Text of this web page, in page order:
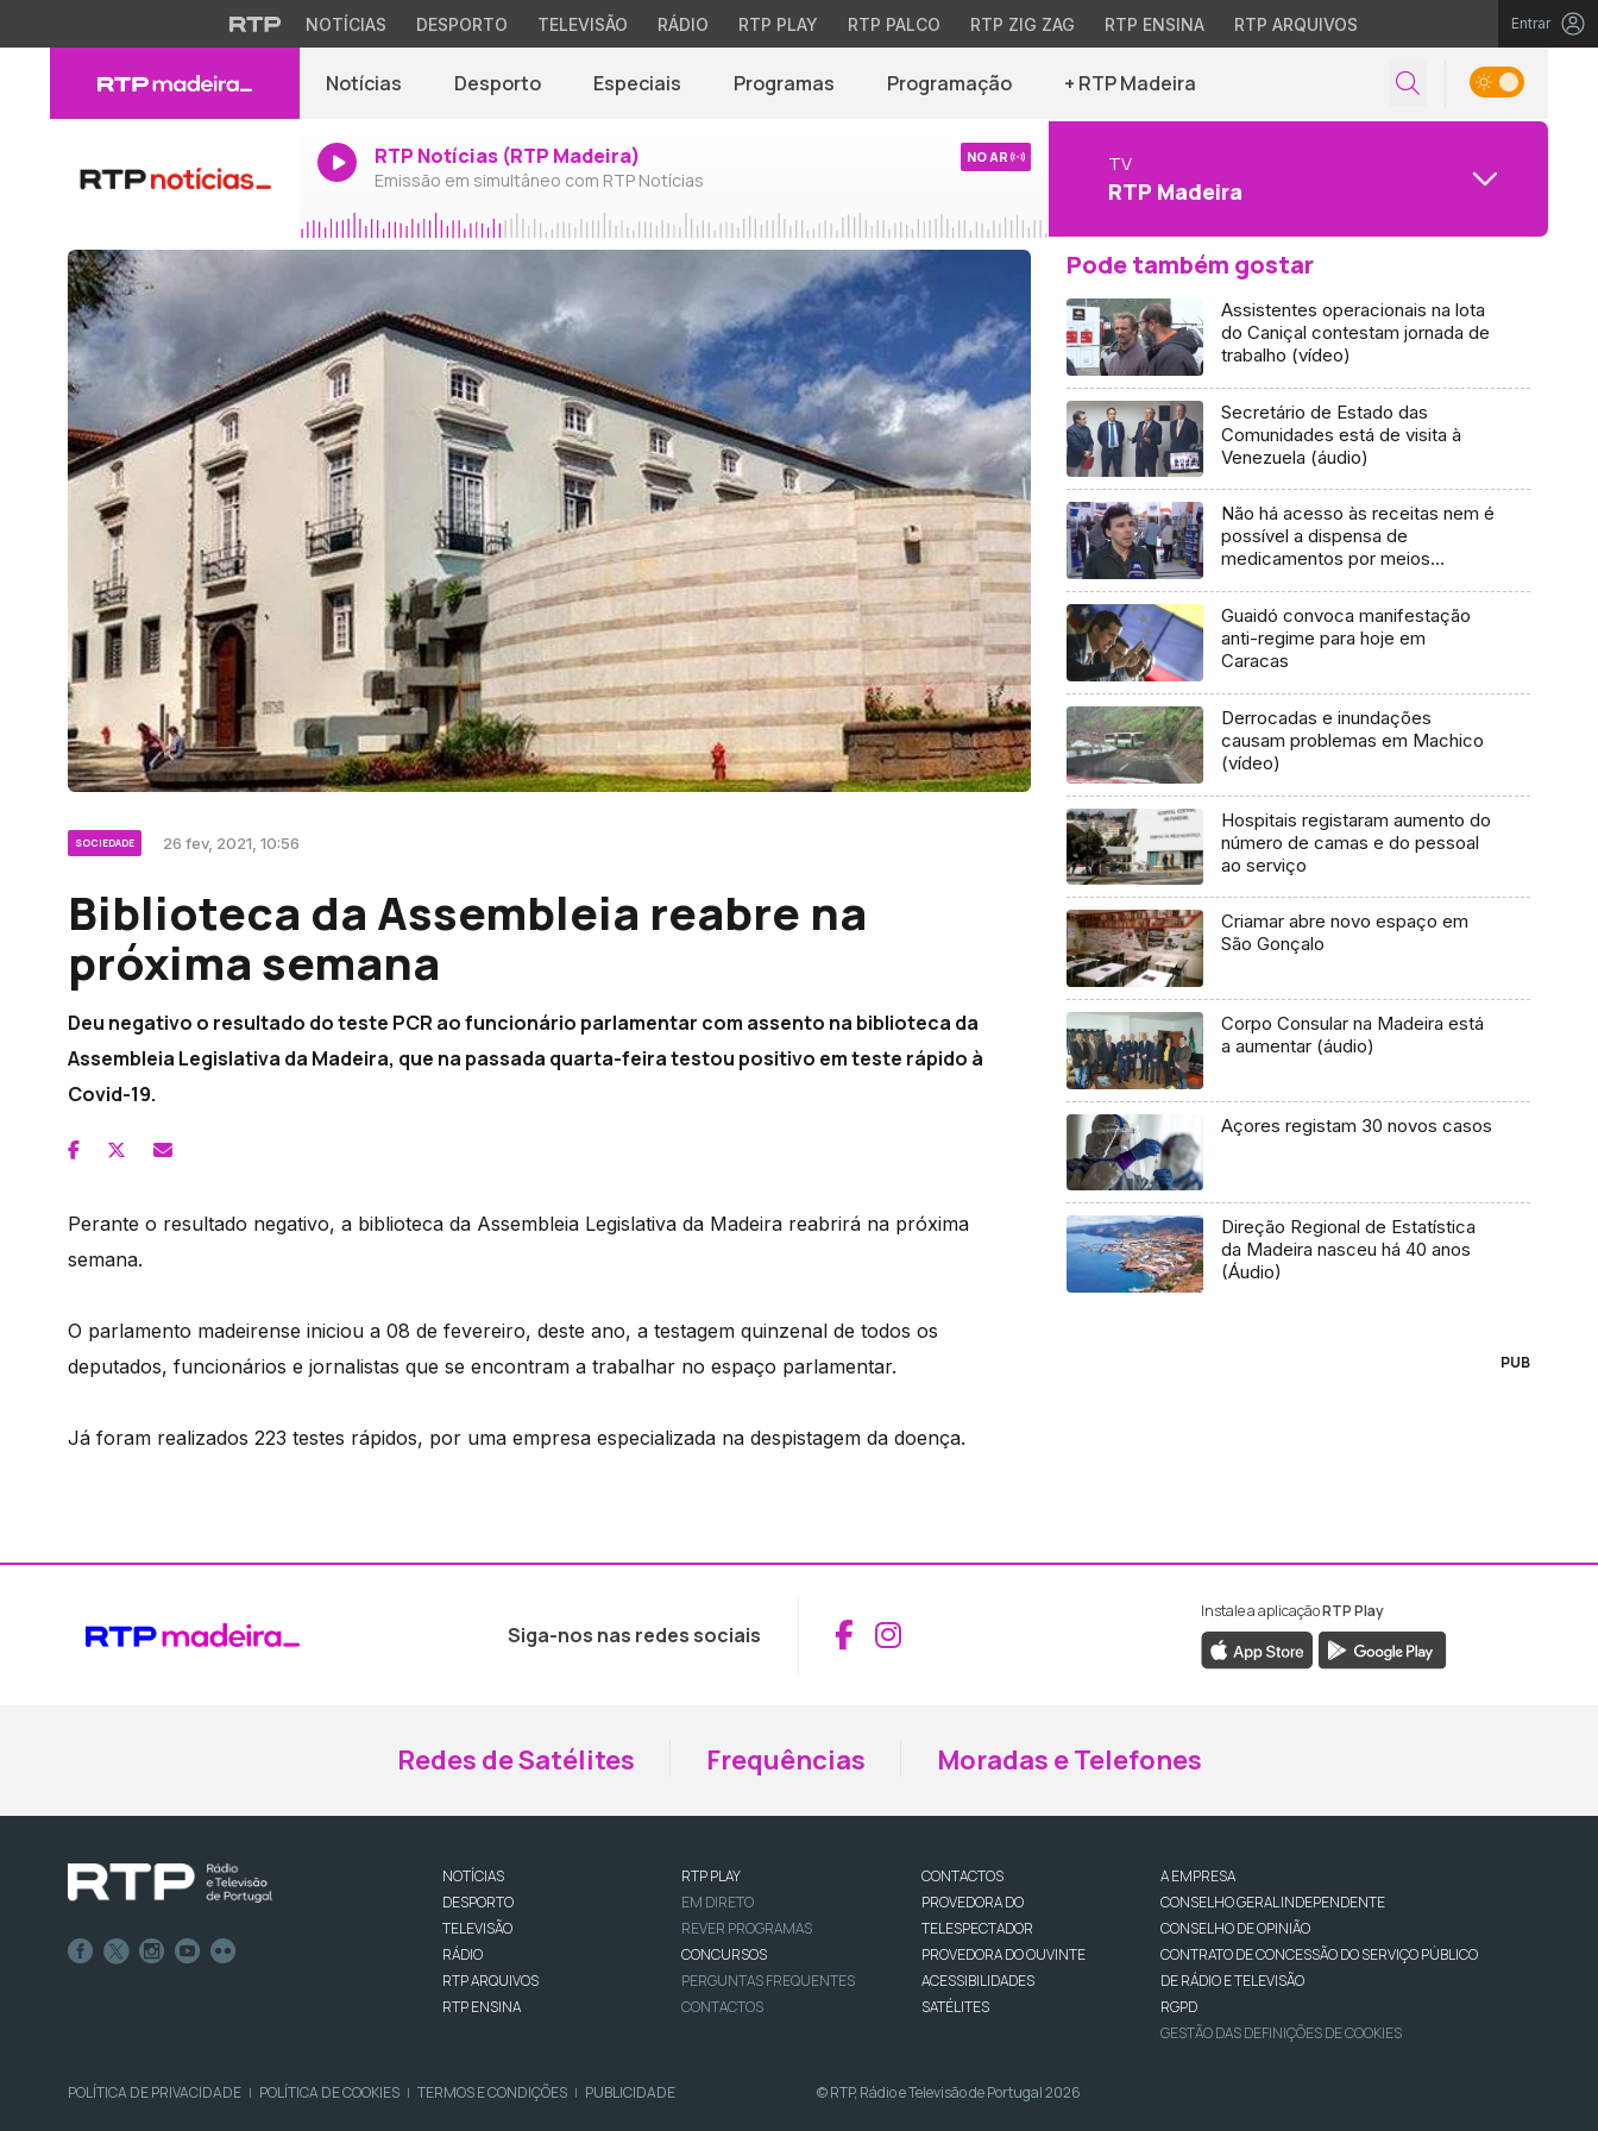
NOTÍCIAS DESPORTO TELEVISÃO RÁDIO RTP PLAY RTP PALCO RTP ZIG ZAG RTP ENSINA RTP ARQUIVOS Entrar
Notícias Desporto Especiais Programas Programação + RTP Madeira
RTP Notícias (RTP Madeira)
Emissão em simultâneo com RTP Notícias
NO AR TV
RTP Madeira
SOCIEDADE 26 fev, 2021, 10:56
Biblioteca da Assembleia reabre na
próxima semana
Deu negativo o resultado do teste PCR ao funcionário parlamentar com assento na biblioteca da
Assembleia Legislativa da Madeira, que na passada quarta-feira testou positivo em teste rápido à
Covid-19.
Perante o resultado negativo, a biblioteca da Assembleia Legislativa da Madeira reabrirá na próxima
semana.
O parlamento madeirense iniciou a 08 de fevereiro, deste ano, a testagem quinzenal de todos os
deputados, funcionários e jornalistas que se encontram a trabalhar no espaço parlamentar.
Já foram realizados 223 testes rápidos, por uma empresa especializada na despistagem da doença.
Pode também gostar
Assistentes operacionais na lota
do Caniçal contestam jornada de
trabalho (vídeo)
Secretário de Estado das
Comunidades está de visita à
Venezuela (áudio)
Não há acesso às receitas nem é
possível a dispensa de
medicamentos por meios
Guaidó convoca manifestação
anti-regime para hoje em
Caracas
Derrocadas e inundações
causam problemas em Machico
(vídeo)
Hospitais registaram aumento do
número de camas e do pessoal
ao serviço
Criamar abre novo espaço em
São Gonçalo
Corpo Consular na Madeira está
a aumentar (áudio)
Açores registam 30 novos casos
Direção Regional de Estatística
da Madeira nasceu há 40 anos
(Áudio)
PUB
Siga-nos nas redes sociais Aceder ao Facebook da RTP Madeira
Aceder ao Instagram da RTP Madeira
Instale a aplicaçãoRTP Play
Redes de Satélites Frequências Moradas e Telefones
NOTÍCIAS
DESPORTO
TELEVISÃO
RÁDIO
RTP ARQUIVOS
RTP ENSINA
RTP PLAY
EM DIRETO
REVER PROGRAMAS
CONCURSOS
PERGUNTAS FREQUENTES
CONTACTOS
CONTACTOS
PROVEDORA DO
TELESPECTADOR
PROVEDORA DO OUVINTE
ACESSIBILIDADES
SATÉLITES
A EMPRESA
CONSELHO GERAL INDEPENDENTE
CONSELHO DE OPINIÃO
CONTRATO DE CONCESSÃO DO SERVIÇO PÚBLICO
DE RÁDIO E TELEVISÃO
RGPD
GESTÃO DAS DEFINIÇÕES DE COOKIES
POLÍTICA DE PRIVACIDADE | POLÍTICA DE COOKIES | TERMOS E CONDIÇÕES | PUBLICIDADE © RTP, Rádio e Televisão de Portugal 2026